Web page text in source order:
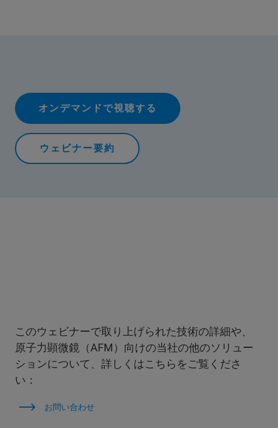
オンデマンドで視聴する
ウェビナー要約
このウェビナーで取り上げられた技術の詳細や、
原子力顕微鏡（AFM）向けの当社の他のソリュー
ションについて、詳しくはこちらをご覧くださ
い：
お問い合わせ